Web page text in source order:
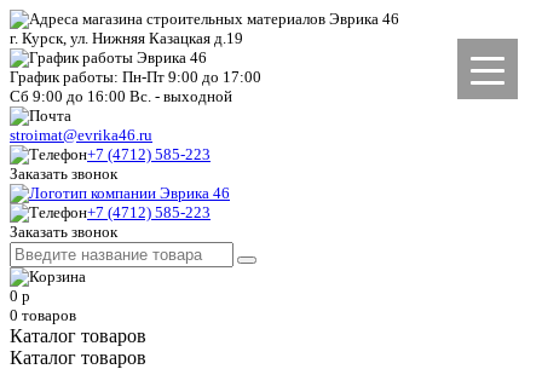
г. Курск, ул. Нижняя Казацкая д.19
График работы: Пн-Пт 9:00 до 17:00
Сб 9:00 до 16:00 Вс. - выходной
stroimat@evrika46.ru
+7 (4712) 585-223
Заказать звонок
+7 (4712) 585-223
Заказать звонок
0 р
0 товаров
Каталог товаров
Каталог товаров